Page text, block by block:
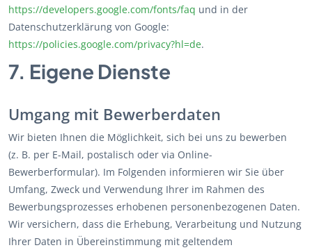
https://developers.google.com/fonts/faq und in der
Datenschutzerklärung von Google:
https://policies.google.com/privacy?hl=de.
7. Eigene Dienste
Umgang mit Bewerberdaten
Wir bieten Ihnen die Möglichkeit, sich bei uns zu bewerben
(z. B. per E-Mail, postalisch oder via Online-
Bewerberformular). Im Folgenden informieren wir Sie über
Umfang, Zweck und Verwendung Ihrer im Rahmen des
Bewerbungsprozesses erhobenen personenbezogenen Daten.
Wir versichern, dass die Erhebung, Verarbeitung und Nutzung
Ihrer Daten in Übereinstimmung mit geltendem